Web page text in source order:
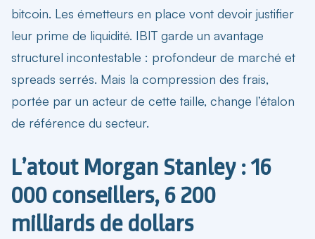
bitcoin. Les émetteurs en place vont devoir justifier
leur prime de liquidité. IBIT garde un avantage
structurel incontestable : profondeur de marché et
spreads serrés. Mais la compression des frais,
portée par un acteur de cette taille, change l’étalon
de référence du secteur.
L’atout Morgan Stanley : 16
000 conseillers, 6 200
milliards de dollars